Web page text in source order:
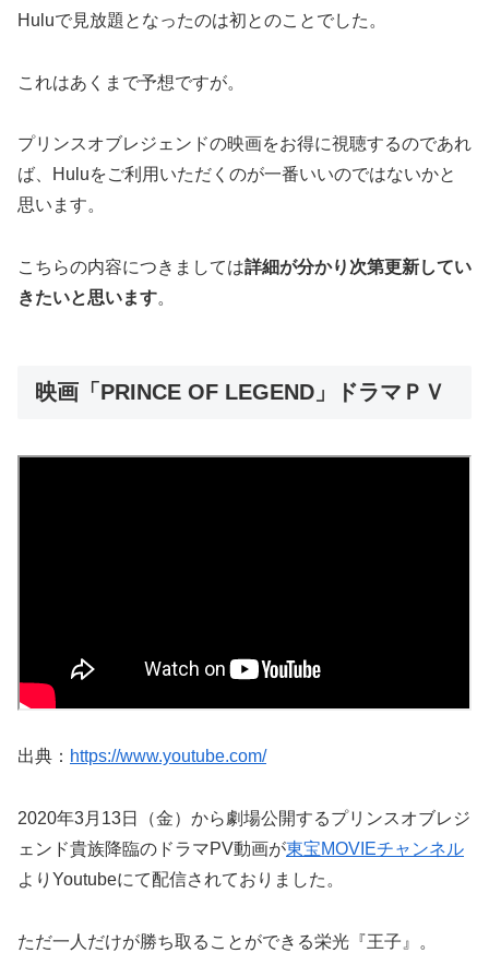
Huluで見放題となったのは初とのことでした。
これはあくまで予想ですが。
プリンスオブレジェンドの映画をお得に視聴するのであれ
ば、Huluをご利用いただくのが一番いいのではないかと
思います。
こちらの内容につきましては詳細が分かり次第更新してい
きたいと思います。
映画「PRINCE OF LEGEND」ドラマＰＶ
出典： https://www.youtube.com/
2020年3月13日（金）から劇場公開するプリンスオブレジ
ェンド貴族降臨のドラマPV動画が東宝MOVIEチャンネル
よりYoutubeにて配信されておりました。
ただ一人だけが勝ち取ることができる栄光『王子』。